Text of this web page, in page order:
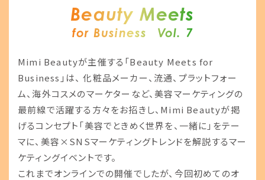
Beauty Meets
for Business Vol. 7
Mimi Beautyが主催する「Beauty Meets for
Business」は、 化粧品メーカー、流通、プラットフォー
ム、海外コスメのマーケターなど、美容マーケティングの
最前線で活躍する方々をお招きし、Mimi Beautyが掲
げるコンセプト「美容でときめく世界を、一緒に」をテー
マに、美容×SNSマーケティングトレンドを解説するマー
ケティングイベントです。
これまでオンラインでの開催でしたが、今回初めてのオ